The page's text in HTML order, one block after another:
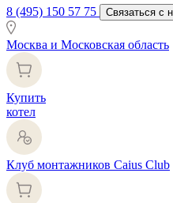
8 (495) 150 57 75 Связаться с
Москва и Московская область
Купить
котел
Клуб монтажников Caius Club